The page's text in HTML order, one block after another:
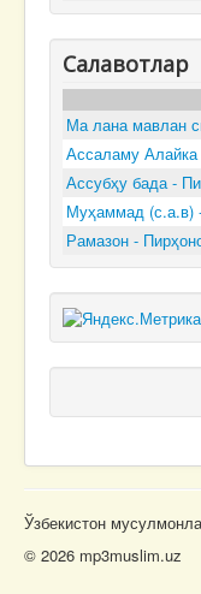
Салавотлар
Ма лана мавлан
Ассаламу
Ассубҳу бада -
Муҳаммад (с.а.в)
Рамазон -
Ўзбекистон
© 2026 mp3muslim.uz